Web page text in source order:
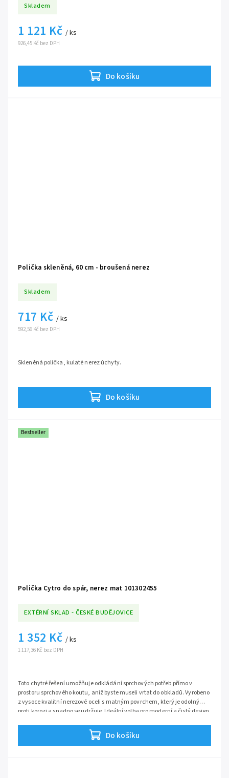
Skladem
926,45 Kč bez DPH
1 121 Kč / ks
Do košíku
Polička skleněná, 60 cm - broušená nerez
Skladem
592,56 Kč bez DPH
717 Kč / ks
Do košíku
Skleněná polička, kulaté nerez úchyty.
Bestseller
Polička Cytro do spár, nerez mat 101302455
EXTÉRNÍ SKLAD - ČESKÉ BUDĚJOVICE
1 117,36 Kč bez DPH
1 352 Kč / ks
Do košíku
Toto chytré řešení umožňuje odkládání sprchových potřeb přímo v
prostoru sprchového koutu, aniž byste museli vrtat do obkladů. Vyrobeno
z vysoce kvalitní nerezové oceli s matným povrchem, který je odolný
proti korozi a snadno se udržuje. Ideální volba pro moderní a čistý design
Rohová polička je uzpůsobené k přichycení ve spárách obložené stěny
nejen v koupelně ,ale své uplatnění nalezne i v kuchyni či skládku na